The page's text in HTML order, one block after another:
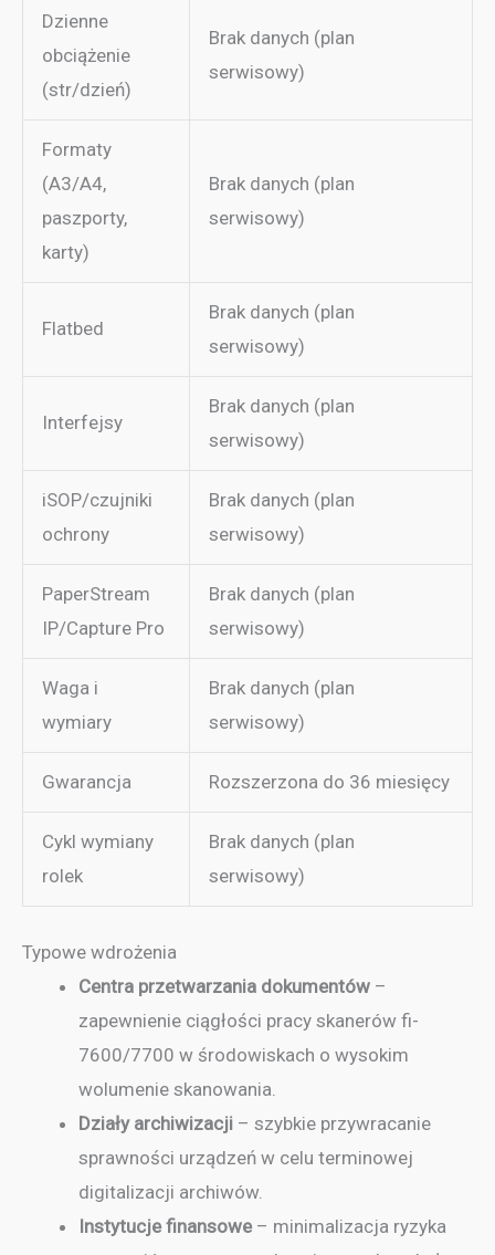
Dzienne
obciążenie
(str/dzień)
Brak danych (plan
serwisowy)
Formaty
(A3/A4,
paszporty,
karty)
Brak danych (plan
serwisowy)
Flatbed
Brak danych (plan
serwisowy)
Interfejsy
Brak danych (plan
serwisowy)
iSOP/czujniki
ochrony
Brak danych (plan
serwisowy)
PaperStream
IP/Capture Pro
Brak danych (plan
serwisowy)
Waga i
wymiary
Brak danych (plan
serwisowy)
Gwarancja Rozszerzona do 36 miesięcy
Cykl wymiany
rolek
Brak danych (plan
serwisowy)
Typowe wdrożenia
Centra przetwarzania dokumentów –
zapewnienie ciągłości pracy skanerów fi-
7600/7700 w środowiskach o wysokim
wolumenie skanowania.
Działy archiwizacji – szybkie przywracanie
sprawności urządzeń w celu terminowej
digitalizacji archiwów.
Instytucje finansowe– minimalizacja ryzyka